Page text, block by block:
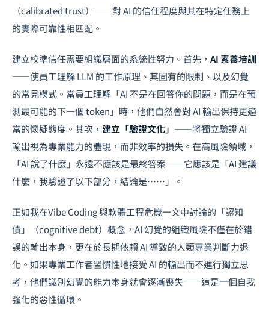
（calibrated trust）——對 AI 的信任程度與其在特定任務上
的實際可靠性相匹配。
建立校準信任需要組織層面的系統性努力。首先， AI 素養培訓
——使員工理解 LLM 的工作原理、其固有的限制、以及幻覺
的常見模式。當員工理解「AI 不是在回答你的問題，而是在預
測最可能的下一個 token」時，他們自然會對 AI 輸出保持更適
當的懷疑態度。其次， 建立「驗證文化」 ——將獨立驗證 AI
輸出視為專業能力的體現，而非效率的損失。在高風險領域，
「AI 說了什麼」永遠不應該是最終答案——它應該是「AI 建議
什麼，我驗證了以下部分，結論是……」。
正如我在Vibe Coding 與軟體工程危機一文中討論的「認知
債」（cognitive debt）概念，AI 幻覺的組織風險不僅在於錯
誤的輸出本身，更在於長期依賴 AI 導致的人類專業判斷力退
化。如果專業工作者習慣性地接受 AI 的輸出而不進行獨立思
考，他們識別幻覺的能力本身就會逐漸喪失——這是一個自我
強化的惡性循環。